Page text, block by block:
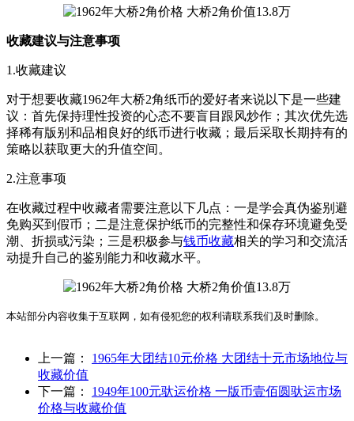
收藏建议与注意事项
1.收藏建议
对于想要收藏1962年大桥2角纸币的爱好者来说以下是一些建
议：首先保持理性投资的心态不要盲目跟风炒作；其次优先选
择稀有版别和品相良好的纸币进行收藏；最后采取长期持有的
策略以获取更大的升值空间。
2.注意事项
在收藏过程中收藏者需要注意以下几点：一是学会真伪鉴别避
免购买到假币；二是注意保护纸币的完整性和保存环境避免受
潮、折损或污染；三是积极参与钱币收藏相关的学习和交流活
动提升自己的鉴别能力和收藏水平。
本站部分内容收集于互联网，如有侵犯您的权利请联系我们及时删除。
上一篇： 1965年大团结10元价格 大团结十元市场地位与
收藏价值
下一篇： 1949年100元驮运价格 一版币壹佰圆驮运市场
价格与收藏价值